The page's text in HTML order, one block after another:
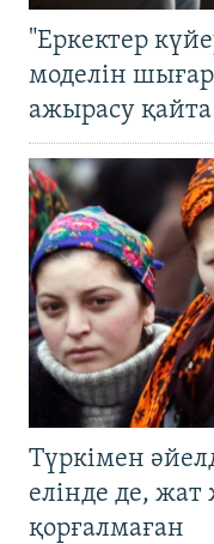
"Еркектер
моделін
ажырасу қайта
Түркімен
елінде де,
қорғалмаған